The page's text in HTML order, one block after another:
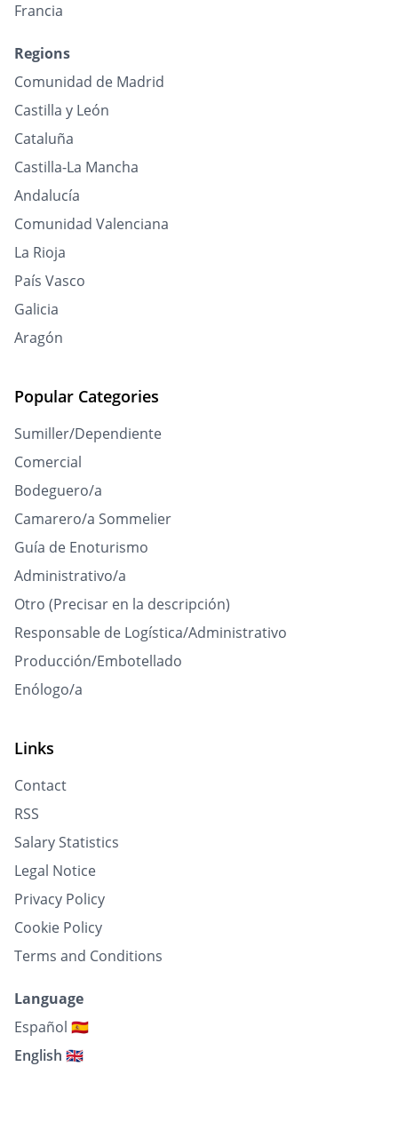
Francia
Regions
Comunidad de Madrid
Castilla y León
Cataluña
Castilla-La Mancha
Andalucía
Comunidad Valenciana
La Rioja
País Vasco
Galicia
Aragón
Popular Categories
Sumiller/Dependiente
Comercial
Bodeguero/a
Camarero/a Sommelier
Guía de Enoturismo
Administrativo/a
Otro (Precisar en la descripción)
Responsable de Logística/Administrativo
Producción/Embotellado
Enólogo/a
Links
Contact
RSS
Salary Statistics
Legal Notice
Privacy Policy
Cookie Policy
Terms and Conditions
Language
Español 🇪🇸
English 🇬🇧